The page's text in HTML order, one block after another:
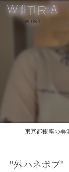
"外ハネボブ"